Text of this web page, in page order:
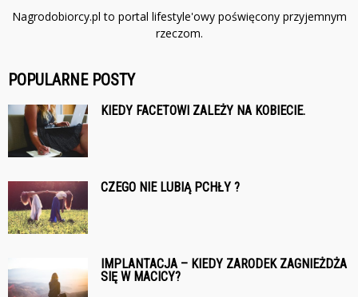
Nagrodobiorcy.pl to portal lifestyle'owy poświęcony przyjemnym
rzeczom.
POPULARNE POSTY
KIEDY FACETOWI ZALEŻY NA KOBIECIE.
CZEGO NIE LUBIĄ PCHŁY ?
IMPLANTACJA – KIEDY ZARODEK ZAGNIEŻDŻA
SIĘ W MACICY?